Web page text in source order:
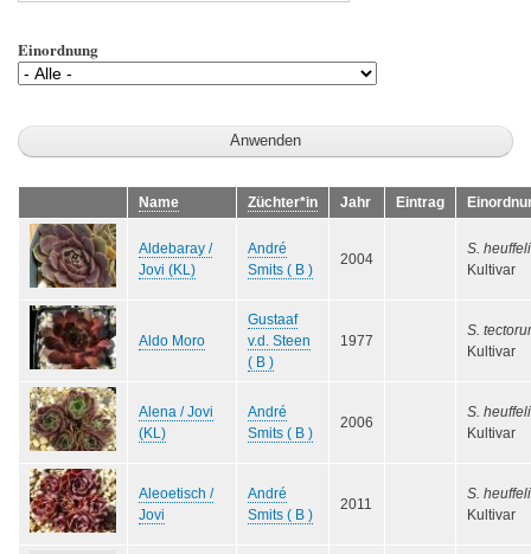
Einordnung
Name Züchter*in Jahr Eintrag
Aldebaray /
Jovi (KL)
André
Smits ( B )
2004
S.
Kultivar
Aldo Moro
Gustaaf
v.d. Steen
( B )
1977
S.
Kultivar
Alena / Jovi
(KL)
André
Smits ( B )
2006
S.
Kultivar
Aleoetisch /
Jovi
André
Smits ( B )
2011
S.
Kultivar